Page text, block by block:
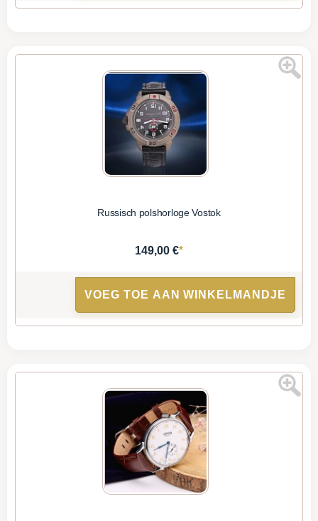
Russisch polshorloge Vostok
149,00 €*
VOEG TOE AAN WINKELMANDJE